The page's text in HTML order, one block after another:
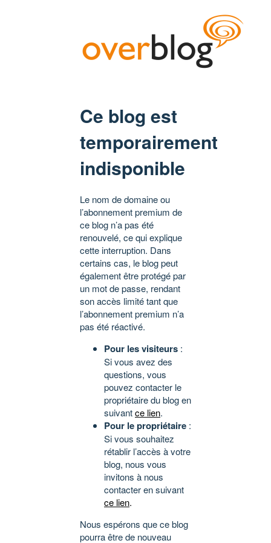
Ce blog est
temporairement
indisponible
Le nom de domaine ou
l’abonnement premium de
ce blog n’a pas été
renouvelé, ce qui explique
cette interruption. Dans
certains cas, le blog peut
également être protégé par
un mot de passe, rendant
son accès limité tant que
l’abonnement premium n’a
pas été réactivé.
Pour les visiteurs :
Si vous avez des
questions, vous
pouvez contacter le
propriétaire du blog en
suivantce lien.
Pour le propriétaire :
Si vous souhaitez
rétablir l’accès à votre
blog, nous vous
invitons à nous
contacter en suivant
ce lien.
Nous espérons que ce blog
pourra être de nouveau